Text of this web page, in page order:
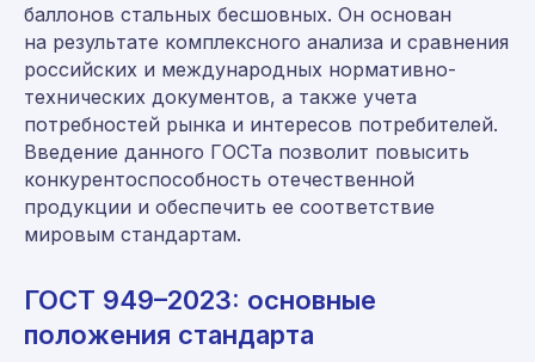
баллонов стальных бесшовных. Он основан
на результате комплексного анализа и сравнения
российских и международных нормативно-
технических документов, а также учета
потребностей рынка и интересов потребителей.
Введение данного ГОСТа позволит повысить
конкурентоспособность отечественной
продукции и обеспечить ее соответствие
мировым стандартам.
ГОСТ 949–2023: основные
положения стандарта